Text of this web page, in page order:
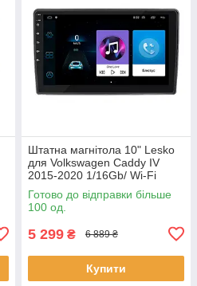
Штатна магнітола 10" Lesko
для Volkswagen Caddy IV
2015-2020 1/16Gb/ Wi-Fi
Optima Вольксваген шт.
Готово до відправки більше
100 од.
5 299 ₴ 6 889 ₴
Купити